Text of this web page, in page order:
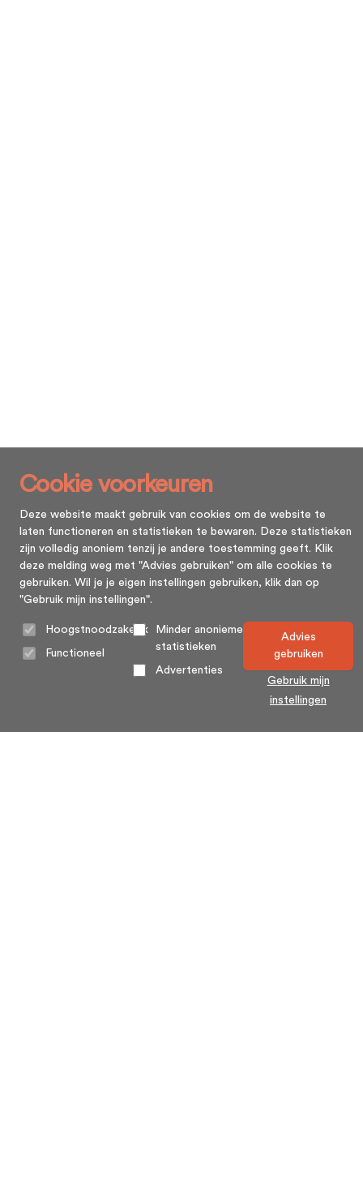
Cookie voorkeuren
Deze website maakt gebruik van cookies om de website te
laten functioneren en statistieken te bewaren. Deze statistieken
zijn volledig anoniem tenzij je andere toestemming geeft. Klik
deze melding weg met "Advies gebruiken" om alle cookies te
gebruiken. Wil je je eigen instellingen gebruiken, klik dan op
"Gebruik mijn instellingen".
Hoogstnoodzakelijk
Functioneel
Minder anonieme
statistieken
Advertenties
Advies
gebruiken
Gebruik mijn
instellingen